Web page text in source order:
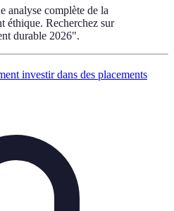
analyse complète de la
éthique. Recherchez sur
durable 2026".
investir dans des placements